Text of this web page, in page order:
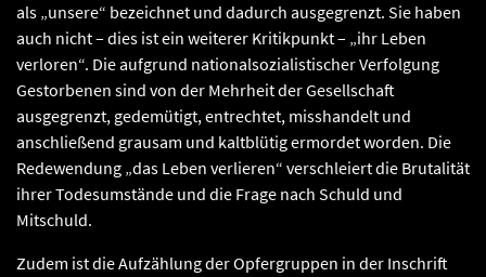
als „unsere“ bezeichnet und dadurch ausgegrenzt. Sie haben
auch nicht – dies ist ein weiterer Kritikpunkt – „ihr Leben
verloren“. Die aufgrund nationalsozialistischer Verfolgung
Gestorbenen sind von der Mehrheit der Gesellschaft
ausgegrenzt, gedemütigt, entrechtet, misshandelt und
anschließend grausam und kaltblütig ermordet worden. Die
Redewendung „das Leben verlieren“ verschleiert die Brutalität
ihrer Todesumstände und die Frage nach Schuld und
Mitschuld.
Zudem ist die Aufzählung der Opfergruppen in der Inschrift